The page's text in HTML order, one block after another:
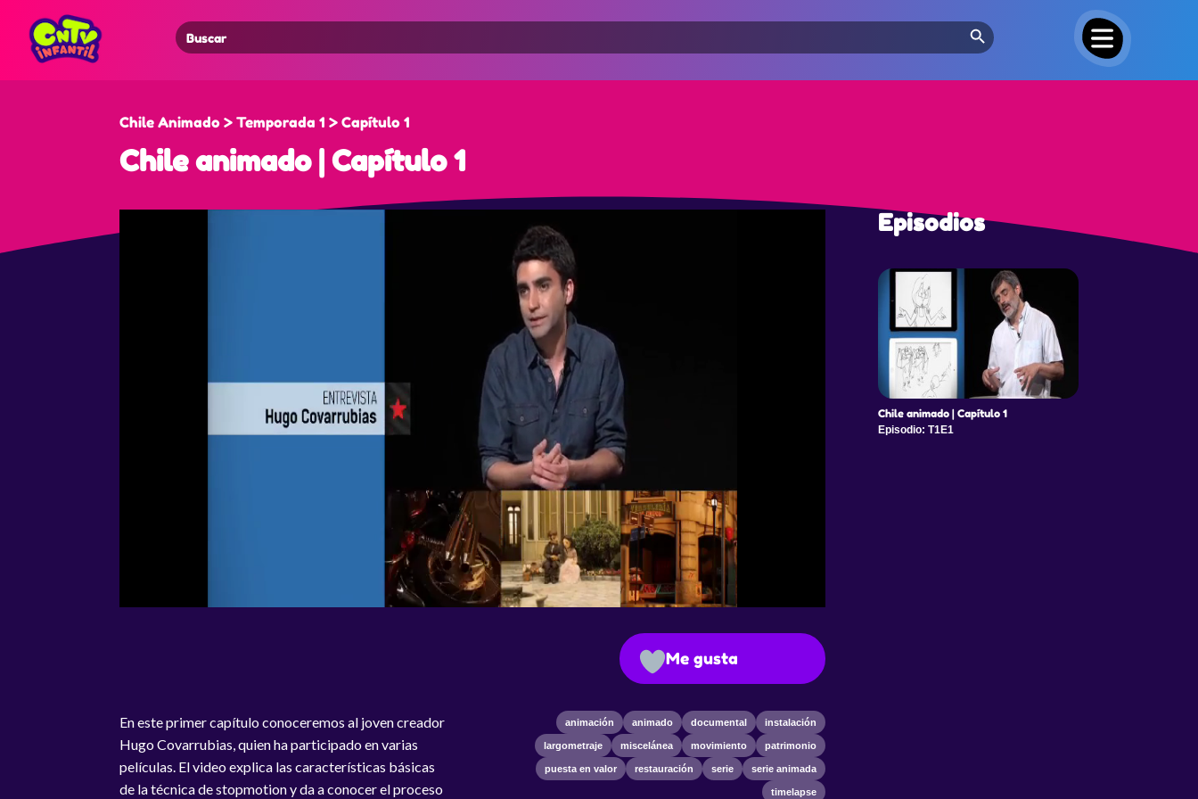
Search
for:
Search Button
Chile Animado > Temporada 1 > Capítulo 1
Chile animado | Capítulo 1
Me gusta
En este primer capítulo conoceremos al joven creador
Hugo Covarrubias, quien ha participado en varias
películas. El video explica las características básicas
de la técnica de stopmotion y da a conocer el proceso
animación animado documental instalación
largometraje miscelánea movimiento patrimonio
puesta en valor restauración serie serie animada
timelapse
Episodios
Chile animado | Capítulo 1
Episodio: T1E1